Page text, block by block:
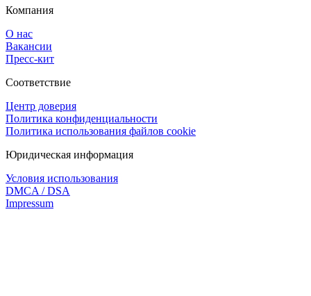
Компания
О нас
Вакансии
Пресс-кит
Соответствие
Центр доверия
Политика конфиденциальности
Политика использования файлов cookie
Юридическая информация
Условия использования
DMCA / DSA
Impressum